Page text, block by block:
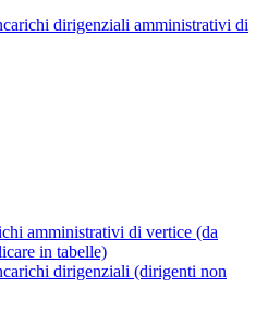
dirigenziali amministrativi di
amministrativi di vertice (da
in tabelle)
dirigenziali (dirigenti non